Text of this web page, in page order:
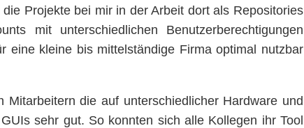
Projekte bei mir in der Arbeit dort als Repositories
mit unterschiedlichen Benutzerberechtigungen
eine kleine bis mittelständige Firma optimal nutzbar
die auf unterschiedlicher Hardware und
sehr gut. So konnten sich alle Kollegen ihr Tool